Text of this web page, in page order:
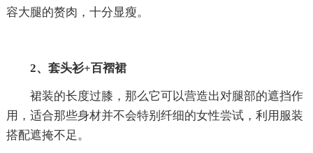
容大腿的赘肉，十分显瘦。
2、套头衫+百褶裙
裙装的长度过膝，那么它可以营造出对腿部的遮挡作
用，适合那些身材并不会特别纤细的女性尝试，利用服装
搭配遮掩不足。